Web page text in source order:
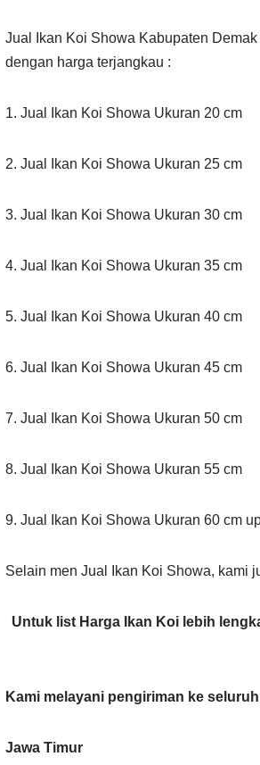
Jual Ikan Koi Showa Kabupaten
dengan harga terjangkau :
1. Jual Ikan Koi Showa Ukuran 20 cm
2. Jual Ikan Koi Showa Ukuran 25 cm
3. Jual Ikan Koi Showa Ukuran 30 cm
4. Jual Ikan Koi Showa Ukuran 35 cm
5. Jual Ikan Koi Showa Ukuran 40 cm
6. Jual Ikan Koi Showa Ukuran 45 cm
7. Jual Ikan Koi Showa Ukuran 50 cm
8. Jual Ikan Koi Showa Ukuran 55 cm
9. Jual Ikan Koi Showa Ukuran 60 cm
Selain men Jual Ikan Koi Showa, kami
Untuk list Harga Ikan Koi lebih
Kami melayani pengiriman ke
Jawa Timur